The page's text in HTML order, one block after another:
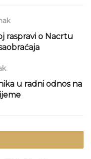
raspravi o Nacrtu
u radni odnos na